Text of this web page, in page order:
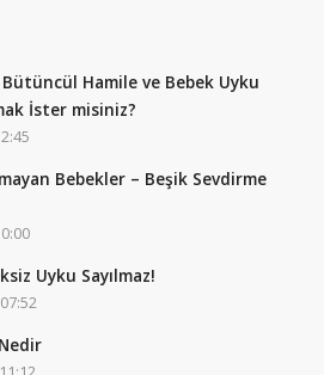
Hamile ve Bebek Uyku
İster misiniz?
Bebekler – Beşik Sevdirme
Uyku Sayılmaz!